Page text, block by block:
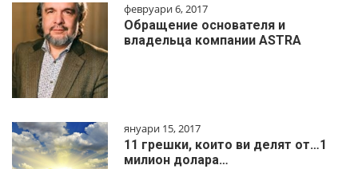
февруари 6, 2017
Обращение основателя и
владельца компании ASTRA
януари 15, 2017
11 грешки, които ви делят от…1
милиoн дoлapa…